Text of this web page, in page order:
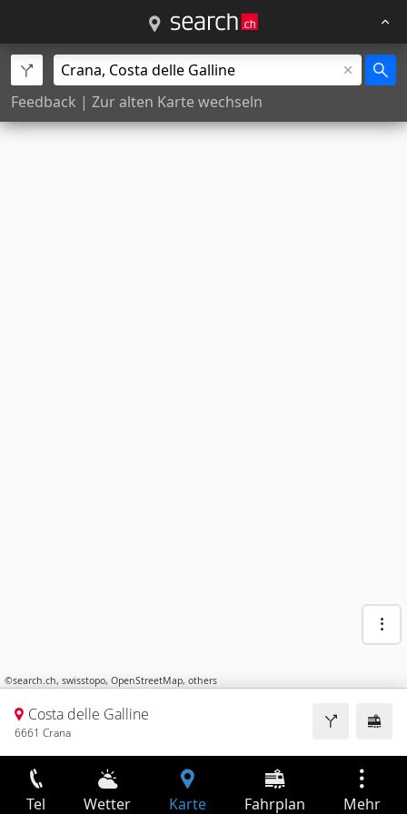
Feedback | Zur alten Karte wechseln
©search.ch, swisstopo, OpenStreetMap, others
Costa delle Galline
6661 Crana
Tel Wetter Karte Fahrplan Mehr